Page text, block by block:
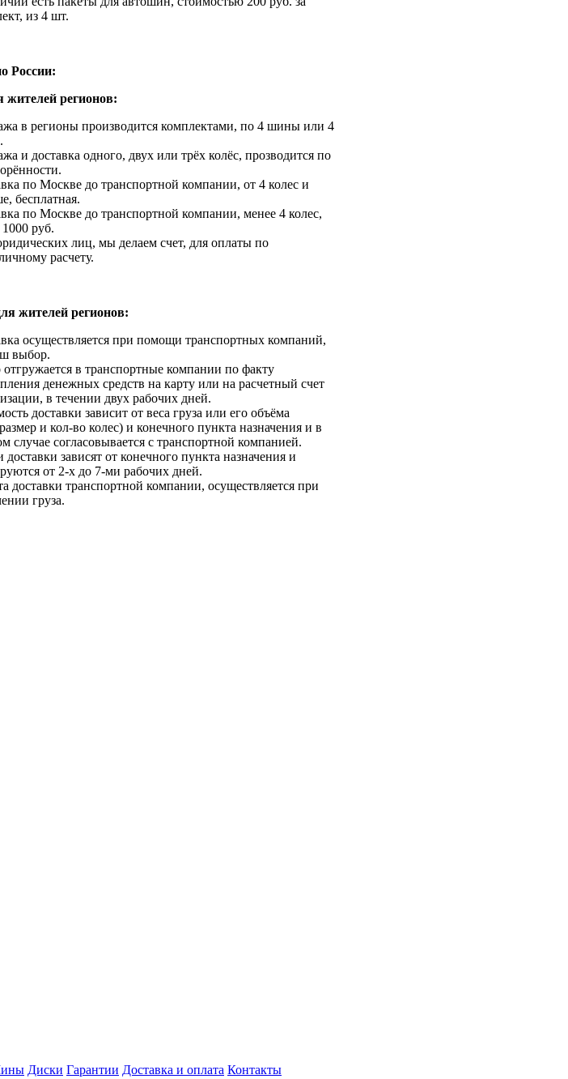
из 4 шт.
России:
жителей регионов:
в регионы производится комплектами, по 4 шины или 4
и доставка одного, двух или трёх колёс, прозводится по
по Москве до транспортной компании, от 4 колес и
бесплатная.
по Москве до транспортной компании, менее 4 колес,
1000 руб.
лиц, мы делаем счет, для оплаты по
расчету.
жителей регионов:
осуществляется при помощи транспортных компаний,
выбор.
отгружается в транспортные компании по факту
денежных средств на карту или на расчетный счет
в течении двух рабочих дней.
доставки зависит от веса груза или его объёма
и кол-во колес) и конечного пункта назначения и в
случае согласовывается с транспортной компанией.
доставки зависят от конечного пункта назначения и
от 2-х до 7-ми рабочих дней.
доставки транспортной компании, осуществляется при
груза.
Диски Гарантии Доставка и оплата Контакты